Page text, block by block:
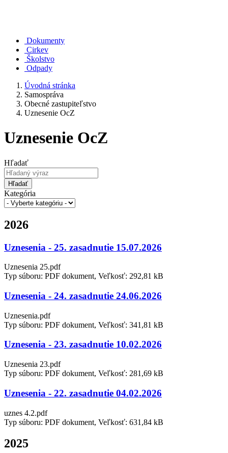
Dokumenty
Cirkev
Školstvo
Odpady
Úvodná stránka
Samospráva
Obecné zastupiteľstvo
Uznesenie OcZ
Uznesenie OcZ
Hľadať
Hľadať
Kategória
2026
Uznesenia - 25. zasadnutie 15.07.2026
Uznesenia 25.pdf
Typ súboru: PDF dokument, Veľkosť: 292,81 kB
Uznesenia - 24. zasadnutie 24.06.2026
Uznesenia.pdf
Typ súboru: PDF dokument, Veľkosť: 341,81 kB
Uznesenia - 23. zasadnutie 10.02.2026
Uznesenia 23.pdf
Typ súboru: PDF dokument, Veľkosť: 281,69 kB
Uznesenia - 22. zasadnutie 04.02.2026
uznes 4.2.pdf
Typ súboru: PDF dokument, Veľkosť: 631,84 kB
2025